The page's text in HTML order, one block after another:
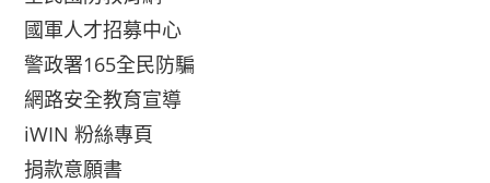
國軍人才招募中心
警政署165全民防騙
網路安全教育宣導
iWIN 粉絲專頁
捐款意願書